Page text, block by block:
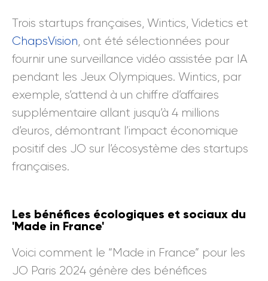
Trois startups françaises, Wintics, Videtics et
ChapsVision, ont été sélectionnées pour
fournir une surveillance vidéo assistée par IA
pendant les Jeux Olympiques. Wintics, par
exemple, s’attend à un chiffre d’affaires
supplémentaire allant jusqu’à 4 millions
d’euros, démontrant l’impact économique
positif des JO sur l’écosystème des startups
françaises.
Les bénéfices écologiques et sociaux du
'Made in France'
Voici comment le “Made in France” pour les
JO Paris 2024 génère des bénéfices